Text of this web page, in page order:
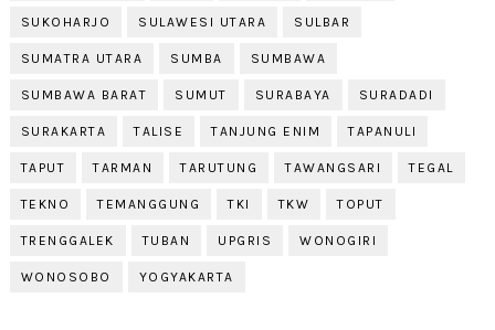
SUKOHARJO SULAWESI UTARA SULBAR
SUMATRA UTARA SUMBA SUMBAWA
SUMBAWA BARAT SUMUT SURABAYA SURADADI
SURAKARTA TALISE TANJUNG ENIM TAPANULI
TAPUT TARMAN TARUTUNG TAWANGSARI TEGAL
TEKNO TEMANGGUNG TKI TKW TOPUT
TRENGGALEK TUBAN UPGRIS WONOGIRI
WONOSOBO YOGYAKARTA